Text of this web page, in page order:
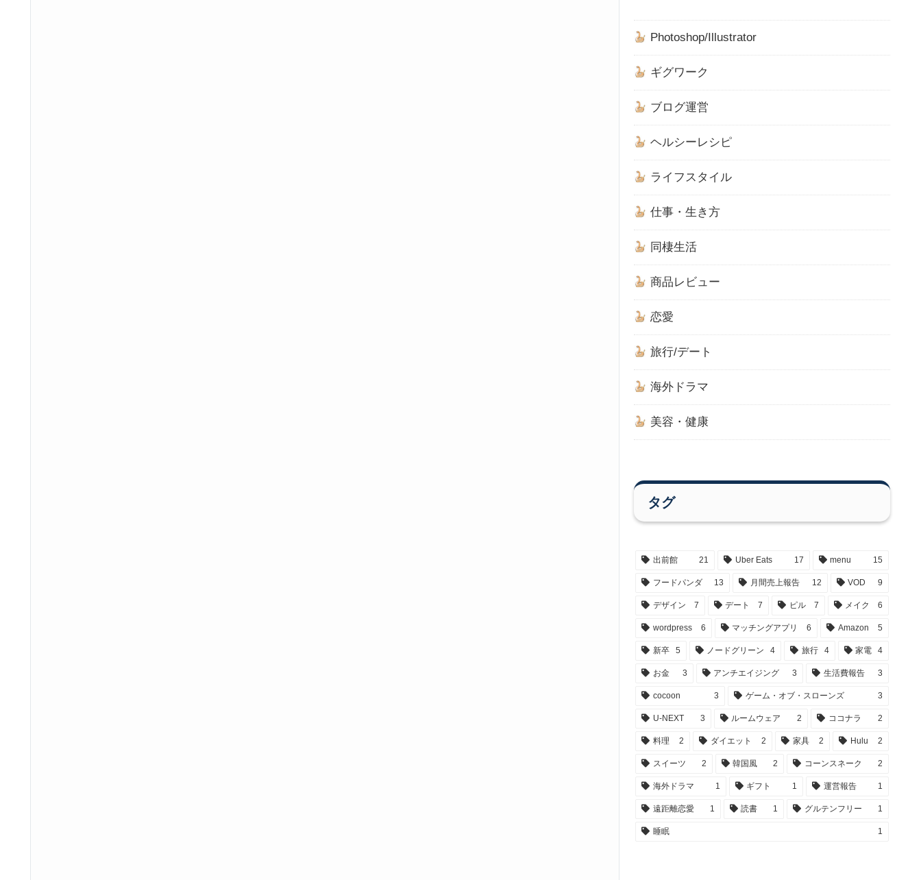
Photoshop/Illustrator
ギグワーク
ブログ運営
ヘルシーレシピ
ライフスタイル
仕事・生き方
同棲生活
商品レビュー
恋愛
旅行/デート
海外ドラマ
美容・健康
タグ
出前館 21 Uber Eats 17 menu 15
フードパンダ 13 月間売上報告 12 VOD 9
デザイン 7 デート 7 ピル 7 メイク 6
wordpress 6 マッチングアプリ 6 Amazon 5
新卒 5 ノードグリーン 4 旅行 4 家電 4
お金 3 アンチエイジング 3 生活費報告 3
cocoon 3 ゲーム・オブ・スローンズ 3
U-NEXT 3 ルームウェア 2 ココナラ 2
料理 2 ダイエット 2 家具 2 Hulu 2
スイーツ 2 韓国風 2 コーンスネーク 2
海外ドラマ 1 ギフト 1 運営報告 1
遠距離恋愛 1 読書 1 グルテンフリー 1
睡眠 1